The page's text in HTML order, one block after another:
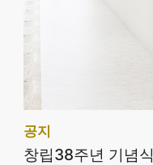
공지
창립38주년 기념식